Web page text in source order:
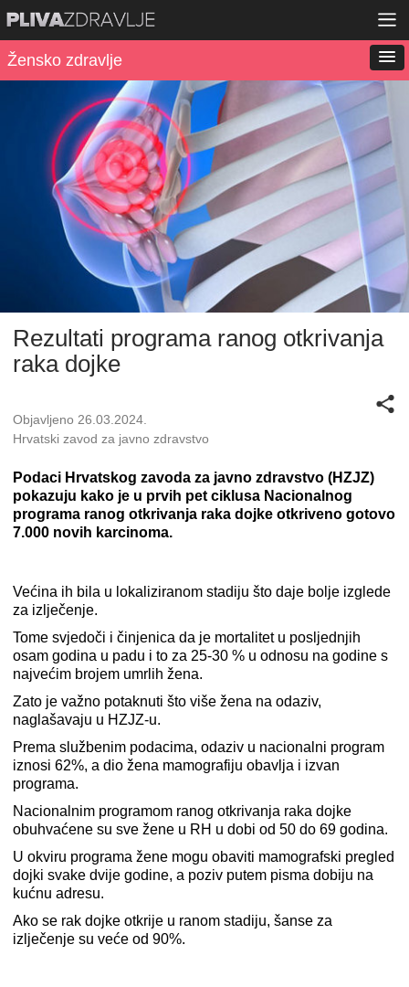
Žensko zdravlje
Rezultati programa ranog otkrivanja
raka dojke
Objavljeno 26.03.2024.
Hrvatski zavod za javno zdravstvo
Podaci Hrvatskog zavoda za javno zdravstvo (HZJZ)
pokazuju kako je u prvih pet ciklusa Nacionalnog
programa ranog otkrivanja raka dojke otkriveno gotovo
7.000 novih karcinoma.
Većina ih bila u lokaliziranom stadiju što daje bolje izglede
za izlječenje.
Tome svjedoči i činjenica da je mortalitet u posljednjih
osam godina u padu i to za 25-30 % u odnosu na godine s
najvećim brojem umrlih žena.
Zato je važno potaknuti što više žena na odaziv,
naglašavaju u HZJZ-u.
Prema službenim podacima, odaziv u nacionalni program
iznosi 62%, a dio žena mamografiju obavlja i izvan
programa.
Nacionalnim programom ranog otkrivanja raka dojke
obuhvaćene su sve žene u RH u dobi od 50 do 69 godina.
U okviru programa žene mogu obaviti mamografski pregled
dojki svake dvije godine, a poziv putem pisma dobiju na
kućnu adresu.
Ako se rak dojke otkrije u ranom stadiju, šanse za
izlječenje su veće od 90%.